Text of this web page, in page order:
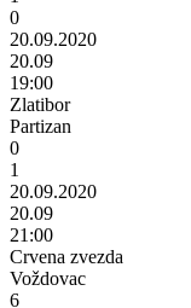
0
20.09.2020
20.09
19:00
Zlatibor
Partizan
0
1
20.09.2020
20.09
21:00
Crvena zvezda
Voždovac
6